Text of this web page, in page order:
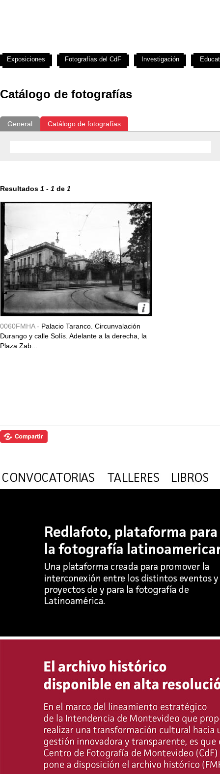
Catálogo de fotografías
General Catálogo de fotografías
Resultados 1 - 1 de 1
0060FMHA - Palacio Taranco. Circunvalación
Durango y calle Solís. Adelante a la derecha, la
Plaza Zab...
Exposiciones Fotografías del CdF Investigación